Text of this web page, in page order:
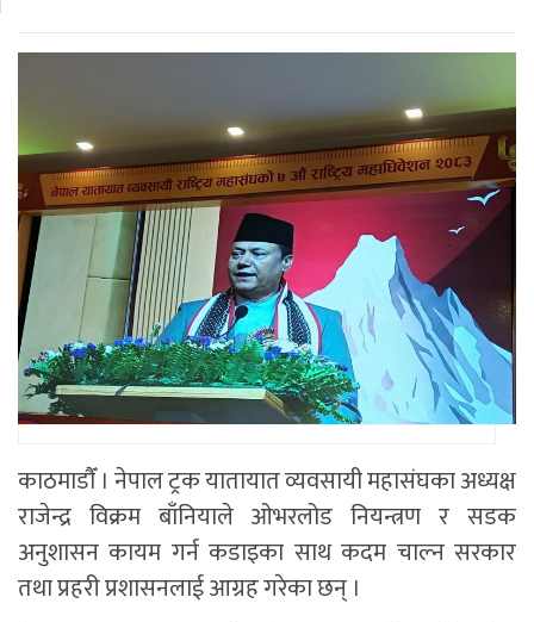
काठमाडाैँ । नेपाल ट्रक यातायात व्यवसायी महासंघका अध्यक्ष
राजेन्द्र विक्रम बाँनियाले ओभरलोड नियन्त्रण र सडक
अनुशासन कायम गर्न कडाइका साथ कदम चाल्न सरकार
तथा प्रहरी प्रशासनलाई आग्रह गरेका छन् ।